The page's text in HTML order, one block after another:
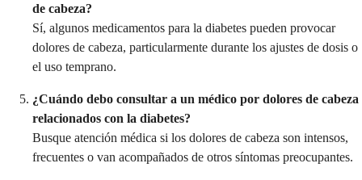
de cabeza?
Sí, algunos medicamentos para la diabetes pueden provocar
dolores de cabeza, particularmente durante los ajustes de dosis o
el uso temprano.
¿Cuándo debo consultar a un médico por dolores de cabeza
relacionados con la diabetes?
Busque atención médica si los dolores de cabeza son intensos,
frecuentes o van acompañados de otros síntomas preocupantes.